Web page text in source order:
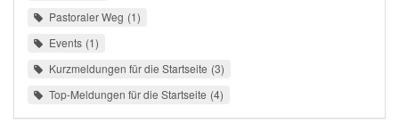
Pastoraler Weg 1
Events 1
Kurzmeldungen für die Startseite 3
Top-Meldungen für die Startseite 4